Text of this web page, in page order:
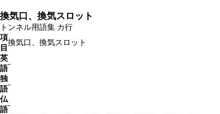
換気口、換気スロット
トンネル用語集 カ行
項
目
換気口、換気スロット
英
語
-
独
語
-
仏
語
-